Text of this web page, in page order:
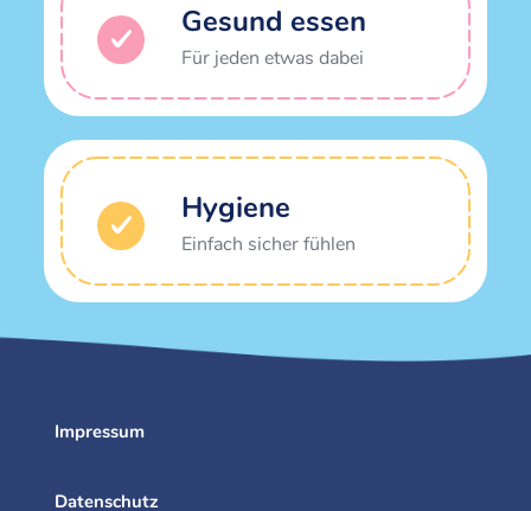
Gesund essen
Für jeden etwas dabei
Hygiene
Einfach sicher fühlen
Impressum
Datenschutz